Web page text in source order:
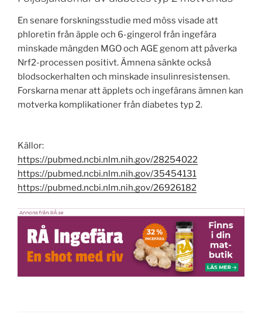
En senare forskningsstudie med möss visade att
phloretin från äpple och 6-gingerol från ingefära
minskade mängden MGO och AGE genom att påverka
Nrf2-processen positivt. Ämnena sänkte också
blodsockerhalten och minskade insulinresistensen.
Forskarna menar att äpplets och ingefärans ämnen kan
motverka komplikationer från diabetes typ 2.
Källor:
https://pubmed.ncbi.nlm.nih.gov/28254022
https://pubmed.ncbi.nlm.nih.gov/35454131
https://pubmed.ncbi.nlm.nih.gov/26926182